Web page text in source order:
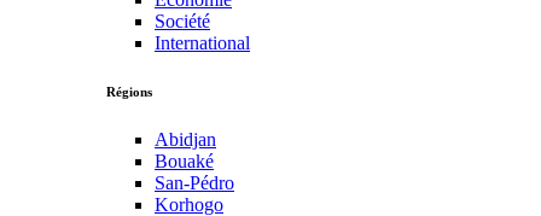
Société
International
Régions
Abidjan
Bouaké
San-Pédro
Korhogo